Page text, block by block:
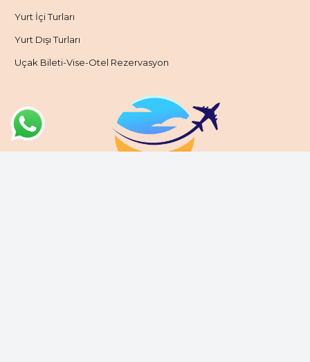
Yurt İçi Turları
Yurt Dışı Turları
Uçak Bileti-Vise-Otel Rezervasyon